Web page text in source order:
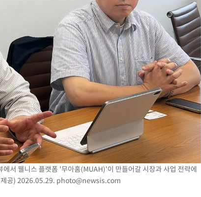
서 웰니스 플랫폼 '무아홈(MUAH)'이 만들어갈 시장과 사업 전략에
제공) 2026.05.29. photo@newsis.com